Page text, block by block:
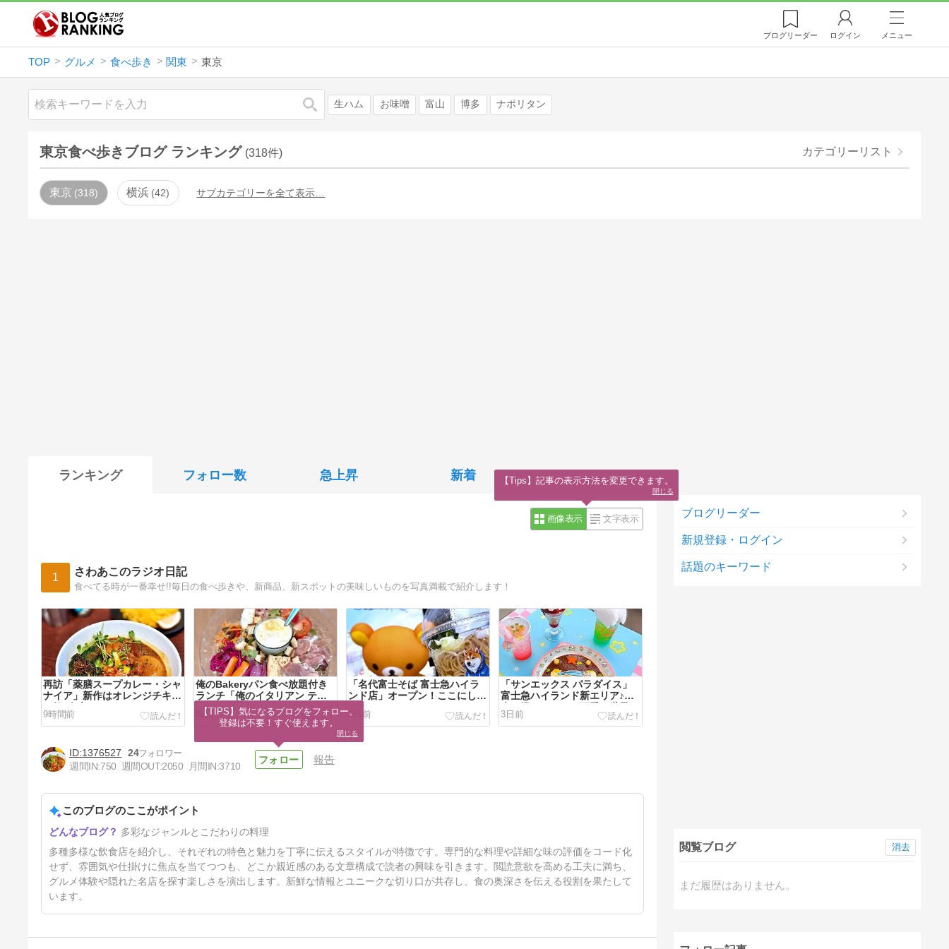
ブログリーダー ログイン メニュー
TOP グルメ 食べ歩き 関東 東京
検索 生ハム お味噌 富山 博多 ナポリタン
東京食べ歩きブログ ランキング (318件) カテゴリーリスト
東京 318 横浜 42 サブカテゴリーを全て表示…
ランキング フォロー数 急上昇 新着
画像表示 文字表示
1 さわあこのラジオ日記
食べてる時が一番幸せ!!毎日の食べ歩きや、新商品、新スポットの美味しいものを写真満載で紹介します！
再訪「薬膳スープカレー・シャ
ナイア」新作はオレンジチキン
と揚げブロ
9時間前
俺のBakeryパン食べ放題付き
ランチ「俺のイタリアン テラ
ス」＠恵比寿
昨日
「名代富士そば 富士急ハイラ
ンド店」オープン！ここにしか
ないメニューも！
2日前
「サンエックス パラダイス」
富士急ハイランド新エリア♪写
真を撮りたくなる可愛い世界♪
3日前
ひれかつ×かにクリームコロッ
ケ×カレー「かつ吉 日比谷国際
5日前
1376527
24
週間IN:750 週間OUT:2050 月間IN:3710
報告
このブログのここがポイント
多彩なジャンルとこだわりの料理
多種多様な飲食店を紹介し、それぞれの特色と魅力を丁寧に伝えるスタイルが特徴です。専門的な料理や詳細な味の評価をコード化
せず、雰囲気や仕掛けに焦点を当てつつも、どこか親近感のある文章構成で読者の興味を引きます。閲読意欲を高める工夫に満ち、
グルメ体験や隠れた名店を探す楽しさを演出します。新鮮な情報とユニークな切り口が共存し、食の奥深さを伝える役割を果たして
います。
ブログリーダー
新規登録・ログイン
話題のキーワード
閲覧ブログ
まだ履歴はありません。
消去
【TIPS】気になるブログをフォロー。
登録は不要！すぐ使えます。
閉じる
【Tips】記事の表示方法を変更できます。
閉じる